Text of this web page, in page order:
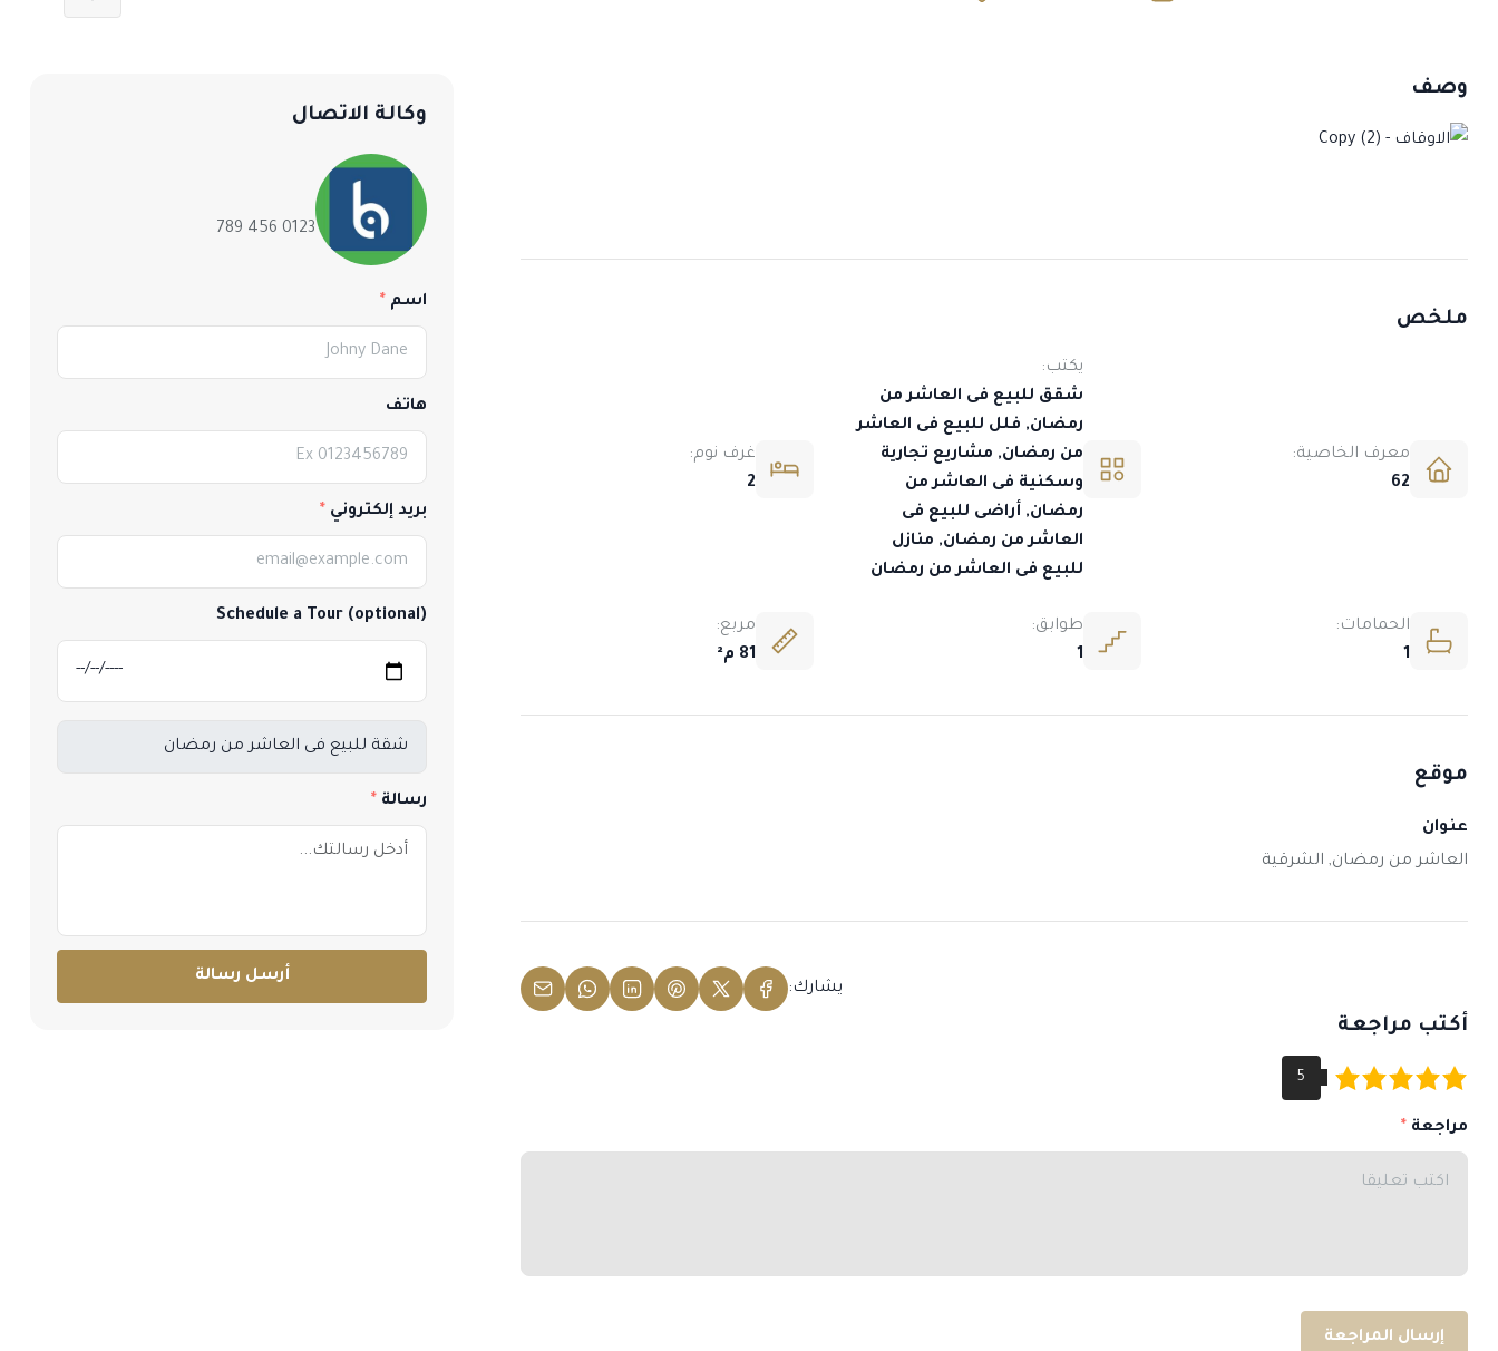
وصف
ملخص
معرف الخاصية:
62
يكتب:
شقق للبيع فى العاشر من
رمضان, فلل للبيع فى العاشر
من رمضان, مشاريع تجارية
وسكنية فى العاشر من
رمضان, أراضى للبيع فى
العاشر من رمضان, منازل
للبيع فى العاشر من رمضان
غرف نوم:
2
الحمامات:
1
طوابق:
1
مربع:
81 م²
موقع
عنوان
العاشر من رمضان, الشرقية
يشارك:
أكتب مراجعة
مراجعة
إرسال المراجعة
وكالة الاتصال
0123 456 789
اسم
هاتف
بريد إلكتروني
Schedule a Tour (optional)
رسالة
أرسل رسالة